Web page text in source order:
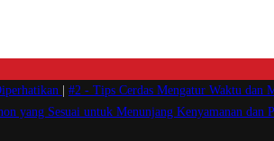
#2 - Tips Cerdas Mengatur Waktu dan
yang Sesuai untuk Menunjang Kenyamanan dan